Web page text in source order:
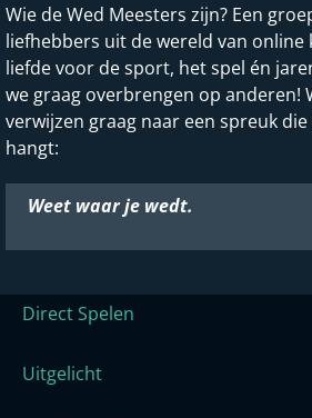
Wie de Wed Meesters zijn? Een
liefhebbers uit de wereld van online
liefde voor de sport, het spel én
we graag overbrengen op anderen!
verwijzen graag naar een spreuk
hangt:
Weet waar je wedt.
Direct Spelen
Uitgelicht